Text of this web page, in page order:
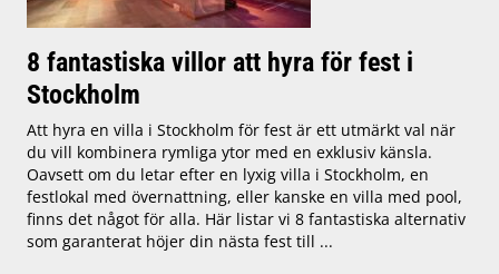
8 fantastiska villor att hyra för fest i
Stockholm
Att hyra en villa i Stockholm för fest är ett utmärkt val när
du vill kombinera rymliga ytor med en exklusiv känsla.
Oavsett om du letar efter en lyxig villa i Stockholm, en
festlokal med övernattning, eller kanske en villa med pool,
finns det något för alla. Här listar vi 8 fantastiska alternativ
som garanterat höjer din nästa fest till ...